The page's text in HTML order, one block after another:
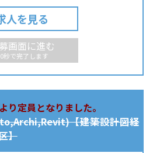
人を見る
画面に進む
秒で完了します
定員となりました。
【建築設計図経
】